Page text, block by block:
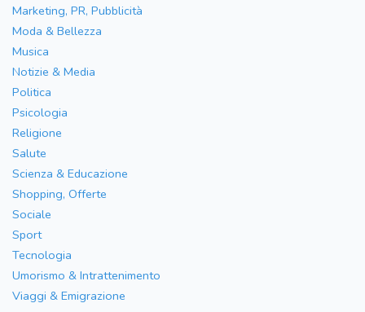
Marketing, PR, Pubblicità
Moda & Bellezza
Musica
Notizie & Media
Politica
Psicologia
Religione
Salute
Scienza & Educazione
Shopping, Offerte
Sociale
Sport
Tecnologia
Umorismo & Intrattenimento
Viaggi & Emigrazione